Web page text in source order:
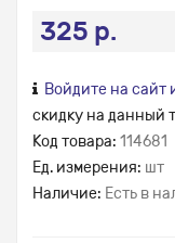
325 р.
Войдите на сайт
скидку на данный
Код товара: 114681
Ед. измерения: шт
Наличие: Есть в